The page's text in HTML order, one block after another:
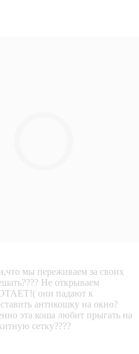
мы переживаем за своих
Не открываем
они падают к
антикошку на окно?
эта коша любит прыгать на
сетку????